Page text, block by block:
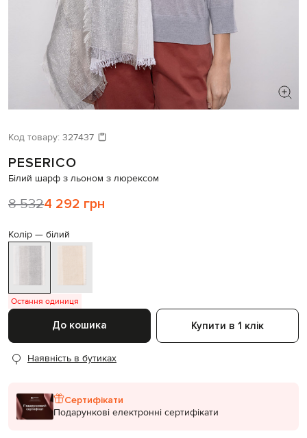
Давайте підберемо щось ще
Схожі товари
Код товару: 327437
PESERICO
Білий шарф з льоном з люрексом
8 5324 292 грн
Колір — білий
Остання одиниця
До кошика Купити в 1 клік
Наявність в бутиках
Сертифікати
Подарункові електронні сертифікати